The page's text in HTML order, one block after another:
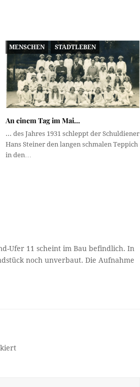
MENSCHEN STADTLEBEN
An einem Tag im Mai…
... des Jahres 1931 schleppt der Schuldiener
Hans Steiner den langen schmalen Teppich
in den…
Ufer 11 scheint im Bau befindlich. In
noch unverbaut. Die Aufnahme